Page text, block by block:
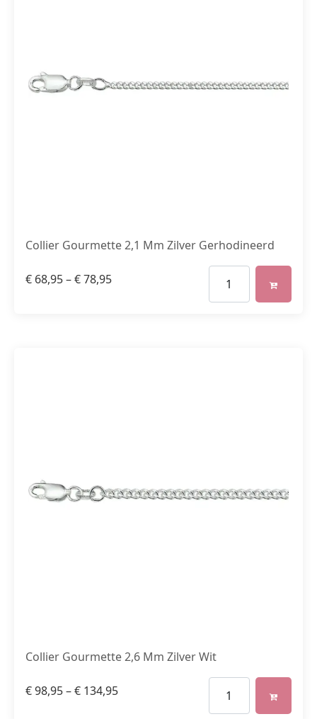
Collier Gourmette 2,1 Mm Zilver Gerhodineerd
€ 68,95–€78,95
Collier Gourmette 2,6 Mm Zilver Wit
€98,95–€ 134,95